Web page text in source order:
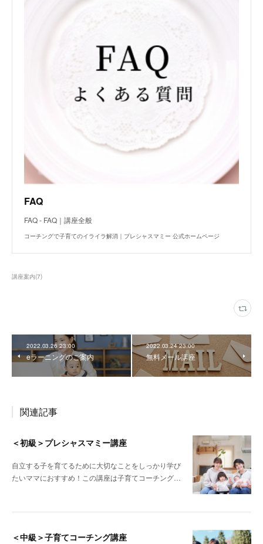
FAQ
FAQ - FAQ｜講座全般
コーチングで子育てのイライラ解消｜プレシャスマミー 公式ホームページ
講座案内(7)
2022.03.26 23:00
eラーニングのご案内
2022.03.24 23:00
無料メール講座
関連記事
＜初級＞プレシャスマミー講座
自立する子を育てるために大切なことをしっかり学び
たいママにおすすめ！この講座は子育てコーチング…
＜中級＞子育てコーチング講座